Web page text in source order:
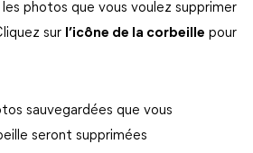
photos que vous voulez supprimer
sur l’icône de la corbeille pour
sauvegardées que vous
seront supprimées